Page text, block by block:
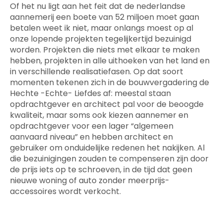
Of het nu ligt aan het feit dat de nederlandse
aannemerij een boete van 52 miljoen moet gaan
betalen weet ik niet, maar onlangs moest op al
onze lopende projekten tegelijkertijd bezuinigd
worden. Projekten die niets met elkaar te maken
hebben, projekten in alle uithoeken van het land en
in verschillende realisatiefasen. Op dat soort
momenten tekenen zich in de bouwvergadering de
Hechte -Echte- Liefdes af: meestal staan
opdrachtgever en architect pal voor de beoogde
kwaliteit, maar soms ook kiezen aannemer en
opdrachtgever voor een lager “algemeen
aanvaard niveau” en hebben architect en
gebruiker om onduidelijke redenen het nakijken. Al
die bezuinigingen zouden te compenseren zijn door
de prijs iets op te schroeven, in de tijd dat geen
nieuwe woning of auto zonder meerprijs-
accessoires wordt verkocht.